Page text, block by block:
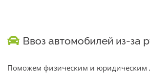
Ввоз автомобилей из-за
Поможем физическим и юридическим